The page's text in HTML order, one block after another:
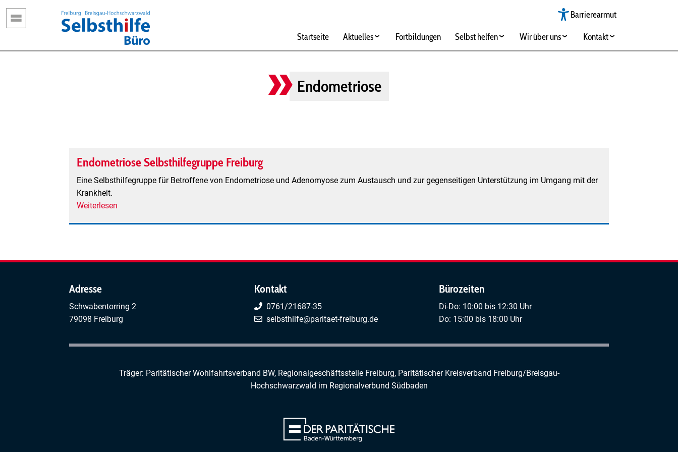
Direkt
zum
Inhalt
Barrierearmut
Startseite Aktuelles Fortbildungen Selbst helfen Wir über uns Kontakt
Endometriose
Endometriose Selbsthilfegruppe Freiburg
Eine Selbsthilfegruppe für Betroffene von Endometriose und Adenomyose zum Austausch und zur gegenseitigen Unterstützung im Umgang mit der
Krankheit.
Weiterlesen
Adresse
Schwabentorring 2
79098 Freiburg
Kontakt
0761/21687-35
selbsthilfe@paritaet-freiburg.de
Bürozeiten
Di-Do: 10:00 bis 12:30 Uhr
Do: 15:00 bis 18:00 Uhr
Träger: Paritätischer Wohlfahrtsverband BW, Regionalgeschäftsstelle Freiburg, Paritätischer Kreisverband Freiburg/Breisgau-
Hochschwarzwald im Regionalverbund Südbaden